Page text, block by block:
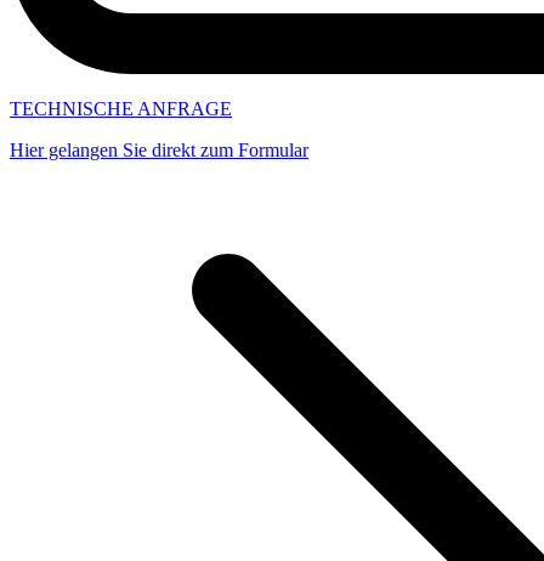
TECHNISCHE ANFRAGE
Hier gelangen Sie direkt zum Formular